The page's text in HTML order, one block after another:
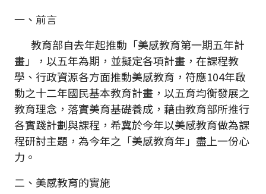
一、前言
教育部自去年起推動「美感教育第一期五年計
畫」，以五年為期，並擬定各項計畫，在課程教
學、行政資源各方面推動美感教育，符應104年啟
動之十二年國民基本教育計畫，以五育均衡發展之
教育理念，落實美育基礎養成，藉由教育部所推行
各實踐計劃與課程，希冀於今年以美感教育做為課
程研討主題，為今年之「美感教育年」盡上一份心
力。
二、美感教育的實施